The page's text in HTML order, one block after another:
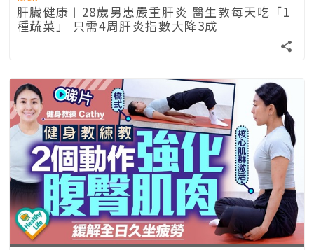
肝臟健康︱28歲男患嚴重肝炎 醫生教每天吃「1
種蔬菜」 只需4周肝炎指數大降3成